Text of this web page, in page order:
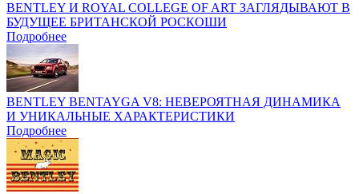
BENTLEY И ROYAL COLLEGE OF ART ЗАГЛЯДЫВАЮТ В
БУДУЩЕЕ БРИТАНСКОЙ РОСКОШИ
Подробнее
BENTLEY BENTAYGA V8: НЕВЕРОЯТНАЯ ДИНАМИКА
И УНИКАЛЬНЫЕ ХАРАКТЕРИСТИКИ
Подробнее